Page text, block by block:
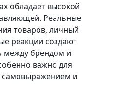
обладает высокой
Реальные
товаров, личный
реакции создают
между брендом и
важно для
самовыражением и